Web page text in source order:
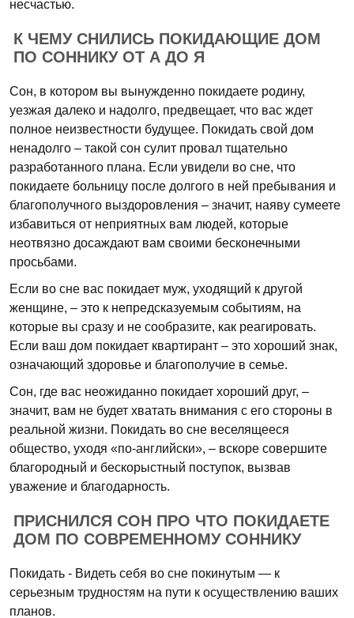
несчастью.
К ЧЕМУ СНИЛИСЬ ПОКИДАЮЩИЕ ДОМ
ПО СОННИКУ ОТ А ДО Я
Сон, в котором вы вынужденно покидаете родину,
уезжая далеко и надолго, предвещает, что вас ждет
полное неизвестности будущее. Покидать свой дом
ненадолго – такой сон сулит провал тщательно
разработанного плана. Если увидели во сне, что
покидаете больницу после долгого в ней пребывания и
благополучного выздоровления – значит, наяву сумеете
избавиться от неприятных вам людей, которые
неотвязно досаждают вам своими бесконечными
просьбами.
Если во сне вас покидает муж, уходящий к другой
женщине, – это к непредсказуемым событиям, на
которые вы сразу и не сообразите, как реагировать.
Если ваш дом покидает квартирант – это хороший знак,
означающий здоровье и благополучие в семье.
Сон, где вас неожиданно покидает хороший друг, –
значит, вам не будет хватать внимания с его стороны в
реальной жизни. Покидать во сне веселящееся
общество, уходя «по-английски», – вскоре совершите
благородный и бескорыстный поступок, вызвав
уважение и благодарность.
ПРИСНИЛСЯ СОН ПРО ЧТО ПОКИДАЕТЕ
ДОМ ПО СОВРЕМЕННОМУ СОННИКУ
Покидать - Видеть себя во сне покинутым — к
серьезным трудностям на пути к осуществлению ваших
планов.